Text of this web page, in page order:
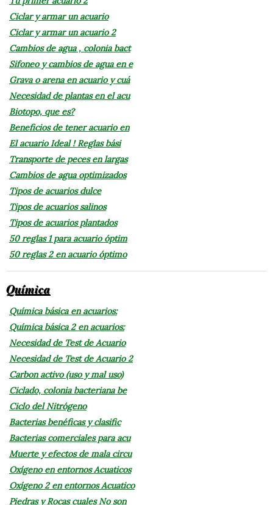
Ciclar y armar un acuario
Ciclar y armar un acuario 2
Cambios de agua , colonia bact
Sifoneo y cambios de agua en e
Grava o arena en acuario y cuá
Necesidad de plantas en el acu
Biotopo, que es?
Beneficios de tener acuario en
El acuario Ideal ! Reglas bási
Transporte de peces en largas
Cambios de agua optimizados
Tipos de acuarios dulce
Tipos de acuarios salinos
Tipos de acuarios plantados
50 reglas 1 para acuario óptim
50 reglas 2 en acuario óptimo
Química
Química básica en acuarios:
Química básica 2 en acuarios:
Necesidad de Test de Acuario
Necesidad de Test de Acuario 2
Carbon activo (uso y mal uso)
Ciclado, colonia bacteriana be
Ciclo del Nitrógeno
Bacterias benéficas y clasific
Bacterias comerciales para acu
Muerte y efectos de mala circu
Oxígeno en entornos Acuaticos
Oxígeno 2 en entornos Acuatico
Piedras y Rocas cuales No son